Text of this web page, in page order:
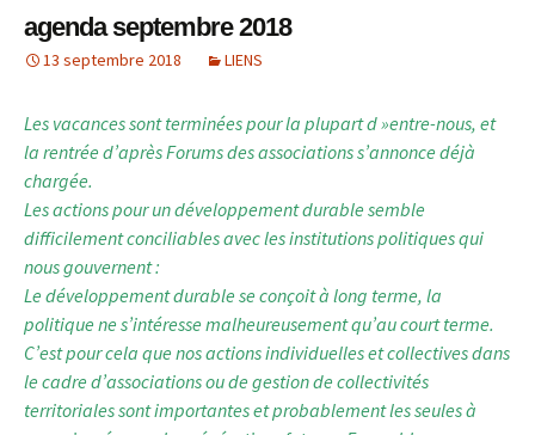
agenda septembre 2018
13 septembre 2018 LIENS
Les vacances sont terminées pour la plupart d »entre-nous, et
la rentrée d’après Forums des associations s’annonce déjà
chargée.
Les actions pour un développement durable semble
difficilement conciliables avec les institutions politiques qui
nous gouvernent :
Le développement durable se conçoit à long terme, la
politique ne s’intéresse malheureusement qu’au court terme.
C’est pour cela que nos actions individuelles et collectives dans
le cadre d’associations ou de gestion de collectivités
territoriales sont importantes et probablement les seules à